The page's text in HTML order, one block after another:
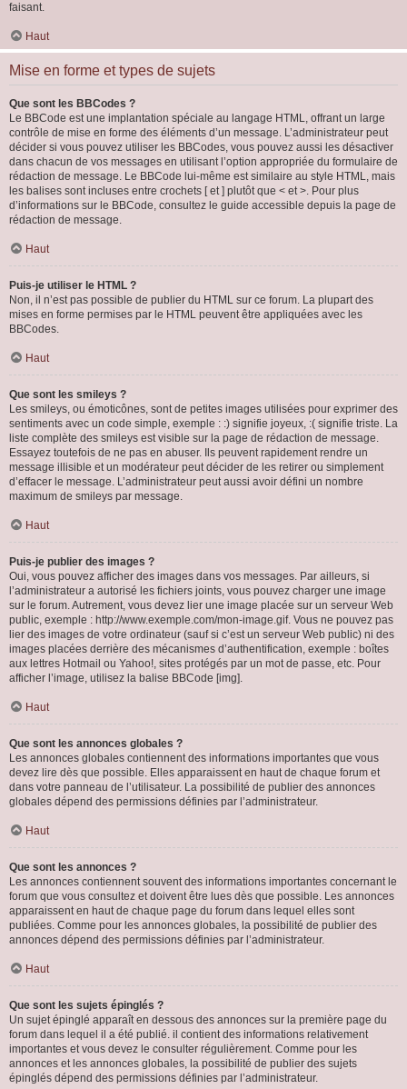
faisant.
Haut
Mise en forme et types de sujets
Que sont les BBCodes ?
Le BBCode est une implantation spéciale au langage HTML, offrant un large
contrôle de mise en forme des éléments d’un message. L’administrateur peut
décider si vous pouvez utiliser les BBCodes, vous pouvez aussi les désactiver
dans chacun de vos messages en utilisant l’option appropriée du formulaire de
rédaction de message. Le BBCode lui-même est similaire au style HTML, mais
les balises sont incluses entre crochets [ et ] plutôt que < et >. Pour plus
d’informations sur le BBCode, consultez le guide accessible depuis la page de
rédaction de message.
Haut
Puis-je utiliser le HTML ?
Non, il n’est pas possible de publier du HTML sur ce forum. La plupart des
mises en forme permises par le HTML peuvent être appliquées avec les
BBCodes.
Haut
Que sont les smileys ?
Les smileys, ou émoticônes, sont de petites images utilisées pour exprimer des
sentiments avec un code simple, exemple : :) signifie joyeux, :( signifie triste. La
liste complète des smileys est visible sur la page de rédaction de message.
Essayez toutefois de ne pas en abuser. Ils peuvent rapidement rendre un
message illisible et un modérateur peut décider de les retirer ou simplement
d’effacer le message. L’administrateur peut aussi avoir défini un nombre
maximum de smileys par message.
Haut
Puis-je publier des images ?
Oui, vous pouvez afficher des images dans vos messages. Par ailleurs, si
l’administrateur a autorisé les fichiers joints, vous pouvez charger une image
sur le forum. Autrement, vous devez lier une image placée sur un serveur Web
public, exemple : http://www.exemple.com/mon-image.gif. Vous ne pouvez pas
lier des images de votre ordinateur (sauf si c’est un serveur Web public) ni des
images placées derrière des mécanismes d’authentification, exemple : boîtes
aux lettres Hotmail ou Yahoo!, sites protégés par un mot de passe, etc. Pour
afficher l’image, utilisez la balise BBCode [img].
Haut
Que sont les annonces globales ?
Les annonces globales contiennent des informations importantes que vous
devez lire dès que possible. Elles apparaissent en haut de chaque forum et
dans votre panneau de l’utilisateur. La possibilité de publier des annonces
globales dépend des permissions définies par l’administrateur.
Haut
Que sont les annonces ?
Les annonces contiennent souvent des informations importantes concernant le
forum que vous consultez et doivent être lues dès que possible. Les annonces
apparaissent en haut de chaque page du forum dans lequel elles sont
publiées. Comme pour les annonces globales, la possibilité de publier des
annonces dépend des permissions définies par l’administrateur.
Haut
Que sont les sujets épinglés ?
Un sujet épinglé apparaît en dessous des annonces sur la première page du
forum dans lequel il a été publié. il contient des informations relativement
importantes et vous devez le consulter régulièrement. Comme pour les
annonces et les annonces globales, la possibilité de publier des sujets
épinglés dépend des permissions définies par l’administrateur.